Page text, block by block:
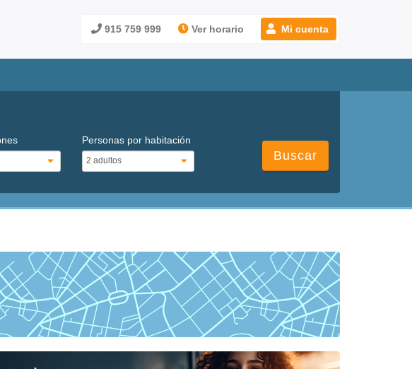
915 759 999 Ver horario Mi cuenta
Personas por habitación
Buscar